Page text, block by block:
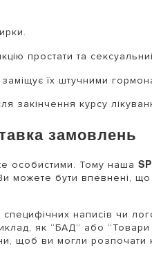
простати та
їх штучними
закінчення курсу
замовлень
особистими. Тому наша
можете бути впевнені, що
написів чи
як “БАД” або
щоб ви могли розпочати